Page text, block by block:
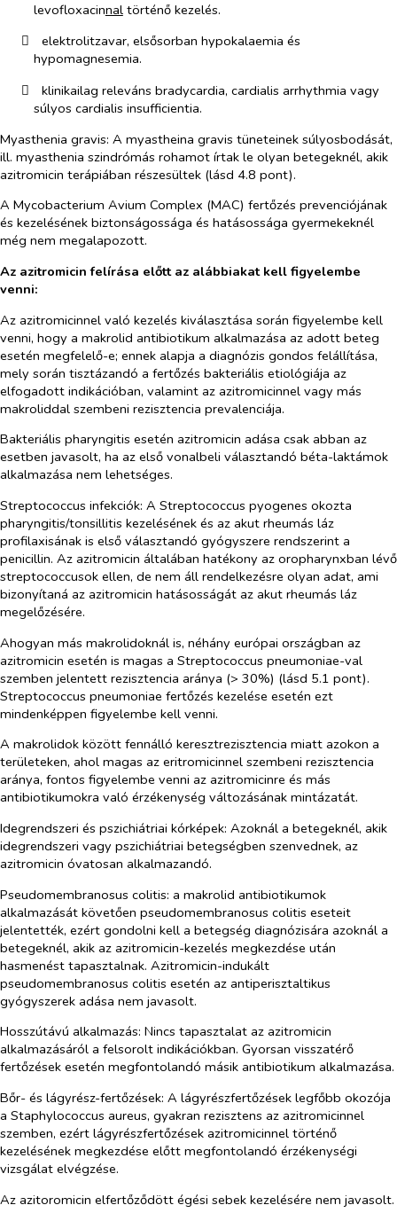
levofloxacinnaltörténő kezelés.
​
elektrolitzavar, elsősorban hypokalaemia és
hypomagnesemia.
​
klinikailag releváns bradycardia, cardialis arrhythmia vagy
súlyos cardialis insufficientia.
Myasthenia gravis: A myastheina gravis tüneteinek súlyosbodását,
ill. myasthenia szindrómás rohamot írtak le olyan betegeknél, akik
azitromicin terápiában részesültek (lásd 4.8 pont).
A Mycobacterium Avium Complex (MAC) fertőzés prevenciójának
és kezelésének biztonságossága és hatásossága gyermekeknél
még nem megalapozott.
Az azitromicin felírása előtt az alábbiakat kell figyelembe
venni:
Az azitromicinnel való kezelés kiválasztása során figyelembe kell
venni, hogy a makrolid antibiotikum alkalmazása az adott beteg
esetén megfelelő-e; ennek alapja a diagnózis gondos felállítása,
mely során tisztázandó a fertőzés bakteriális etiológiája az
elfogadott indikációban, valamint az azitromicinnel vagy más
makroliddal szembeni rezisztencia prevalenciája.
Bakteriális pharyngitis esetén azitromicin adása csak abban az
esetben javasolt, ha az első vonalbeli választandó béta-laktámok
alkalmazása nem lehetséges.
Streptococcus infekciók: A Streptococcus pyogenes okozta
pharyngitis/tonsillitis kezelésének és az akut rheumás láz
profilaxisának is első választandó gyógyszere rendszerint a
penicillin. Az azitromicin általában hatékony az oropharynxban lévő
streptococcusok ellen, de nem áll rendelkezésre olyan adat, ami
bizonyítaná az azitromicin hatásosságát az akut rheumás láz
megelőzésére.
Ahogyan más makrolidoknál is, néhány európai országban az
azitromicin esetén is magas a Streptococcus pneumoniae-val
szemben jelentett rezisztencia aránya (> 30%) (lásd 5.1 pont).
Streptococcus pneumoniae fertőzés kezelése esetén ezt
mindenképpen figyelembe kell venni.
A makrolidok között fennálló keresztrezisztencia miatt azokon a
területeken, ahol magas az eritromicinnel szembeni rezisztencia
aránya, fontos figyelembe venni az azitromicinre és más
antibiotikumokra való érzékenység változásának mintázatát.
Idegrendszeri és pszichiátriai kórképek: Azoknál a betegeknél, akik
idegrendszeri vagy pszichiátriai betegségben szenvednek, az
azitromicin óvatosan alkalmazandó.
Pseudomembranosus colitis: a makrolid antibiotikumok
alkalmazását követően pseudomembranosus colitis eseteit
jelentették, ezért gondolni kell a betegség diagnózisára azoknál a
betegeknél, akik az azitromicin-kezelés megkezdése után
hasmenést tapasztalnak. Azitromicin-indukált
pseudomembranosus colitis esetén az antiperisztaltikus
gyógyszerek adása nem javasolt.
Hosszútávú alkalmazás: Nincs tapasztalat az azitromicin
alkalmazásáról a felsorolt indikációkban. Gyorsan visszatérő
fertőzések esetén megfontolandó másik antibiotikum alkalmazása.
Bőr- és lágyrész-fertőzések: A lágyrészfertőzések legfőbb okozója
a Staphylococcus aureus, gyakran rezisztens az azitromicinnel
szemben, ezért lágyrészfertőzések azitromicinnel történő
kezelésének megkezdése előtt megfontolandó érzékenységi
vizsgálat elvégzése.
Az azitoromicin elfertőződött égési sebek kezelésére nem javasolt.